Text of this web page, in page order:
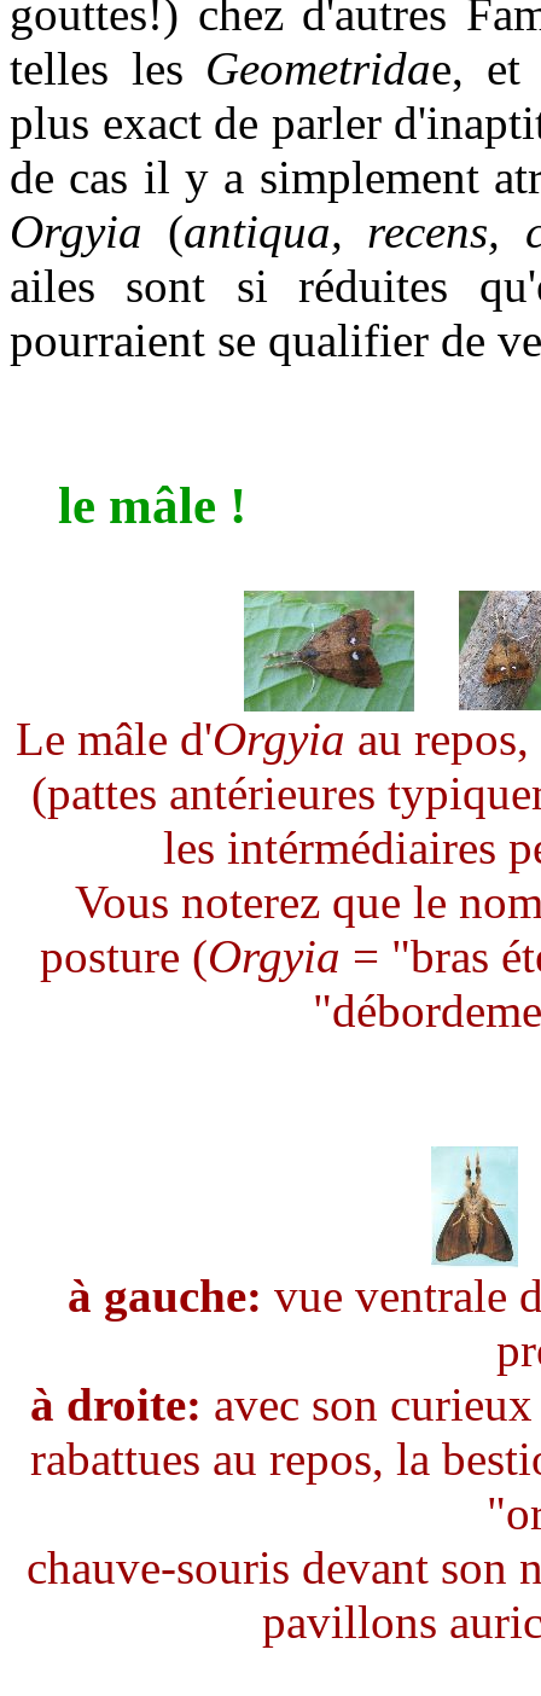
gouttes!) chez d'autres
telles les Geometridae,
plus exact de parler
de cas il y a simplement
Orgyia (antiqua, recens,
ailes sont si réduites
pourraient se qualifier de
le mâle !
Le mâle d'Orgyia au
(pattes antérieures
les intérmédiaires
Vous noterez que le
posture (Orgyia = "bras
à gauche: vue ventrale
à droite: avec son
rabattues au repos, la
chauve-souris devant son
pavillons